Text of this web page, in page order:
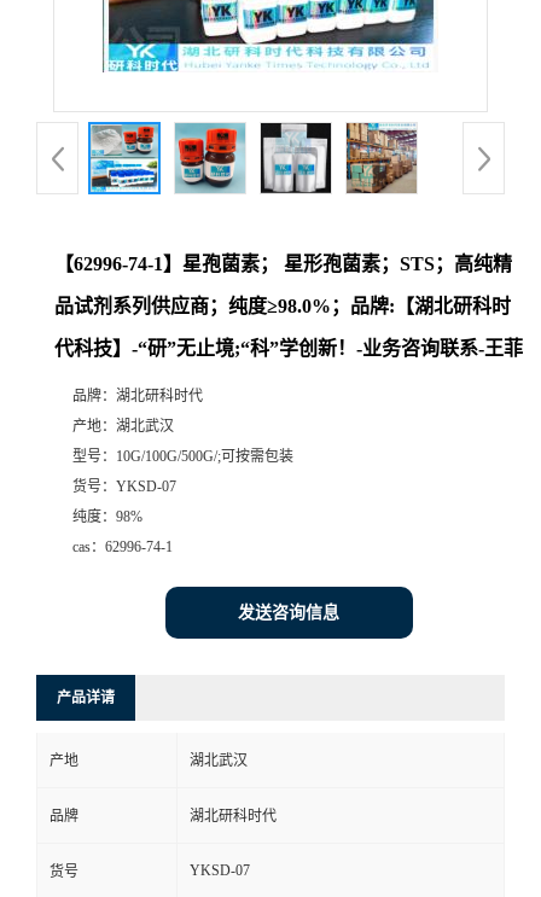
【62996-74-1】星孢菌素； 星形孢菌素；STS；高纯精
品试剂系列供应商；纯度≥98.0%；品牌:【湖北研科时
代科技】-“研”无止境;“科”学创新！-业务咨询联系-王菲
品牌： 湖北研科时代
产地： 湖北武汉
型号： 10G/100G/500G/;可按需包装
货号： YKSD-07
纯度： 98%
cas： 62996-74-1
发送咨询信息
产品详请
产地 湖北武汉
品牌 湖北研科时代
货号 YKSD-07